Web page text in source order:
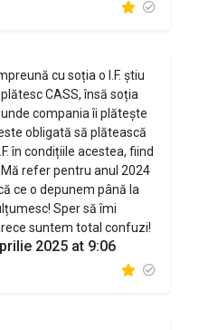
cu soția o I.F. știu
CASS, însă soția
compania îi plătește
obligată să plătească
în condițiile acestea, fiind
refer pentru anul 2024
ce o depunem până la
Sper să îmi
suntem total confuzi!
2025 at 9:06